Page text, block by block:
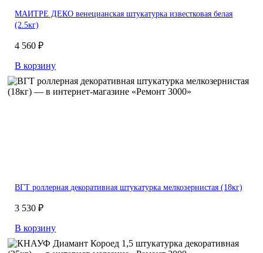
МАИТРЕ ДЕКО венецианская штукатурка известковая белая
(2.5кг)
4 560 ₽
В корзину
ВГТ роллерная декоративная штукатурка мелкозернистая (18кг)
3 530 ₽
В корзину